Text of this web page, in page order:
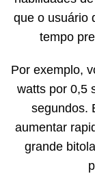
que o usuário
tempo
Por exemplo,
watts por 0,5
segundos.
aumentar
grande